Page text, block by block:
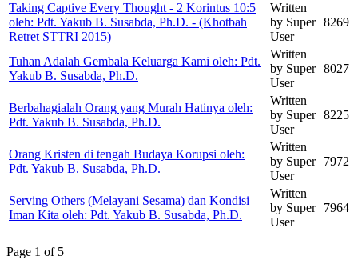
Taking Captive Every Thought - 2 Korintus 10:5
oleh: Pdt. Yakub B. Susabda, Ph.D. - (Khotbah
Retret STTRI 2015)
Written
by Super
User
8269
Tuhan Adalah Gembala Keluarga Kami oleh: Pdt.
Yakub B. Susabda, Ph.D.
Written
by Super
User
8027
Berbahagialah Orang yang Murah Hatinya oleh:
Pdt. Yakub B. Susabda, Ph.D.
Written
by Super
User
8225
Orang Kristen di tengah Budaya Korupsi oleh:
Pdt. Yakub B. Susabda, Ph.D.
Written
by Super
User
7972
Serving Others (Melayani Sesama) dan Kondisi
Iman Kita oleh: Pdt. Yakub B. Susabda, Ph.D.
Written
by Super
User
7964
Page 1 of 5